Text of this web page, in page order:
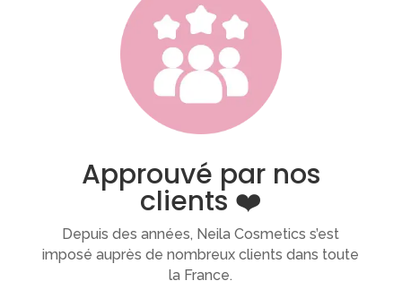
Approuvé par nos
clients ❤️
Depuis des années, Neila Cosmetics s’est
imposé auprès de nombreux clients dans toute
la France.